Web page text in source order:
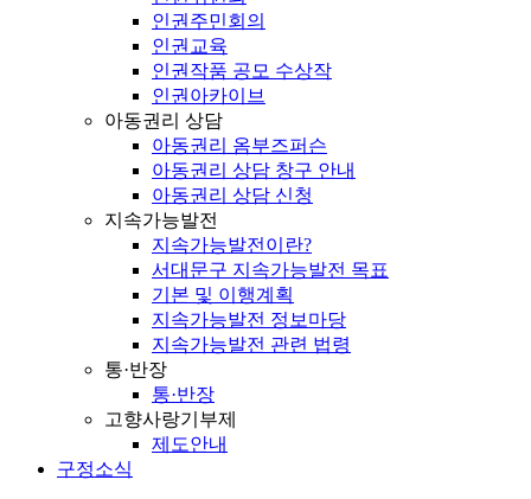
인권주민회의
인권교육
인권작품 공모 수상작
인권아카이브
아동권리 상담
아동권리 옴부즈퍼슨
아동권리 상담 창구 안내
아동권리 상담 신청
지속가능발전
지속가능발전이란?
서대문구 지속가능발전 목표
기본 및 이행계획
지속가능발전 정보마당
지속가능발전 관련 법령
통·반장
통·반장
고향사랑기부제
제도안내
구정소식